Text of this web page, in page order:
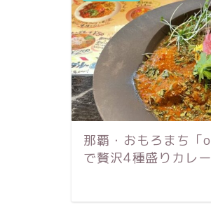
那覇・おもろまち「
で贅沢4種盛りカレー